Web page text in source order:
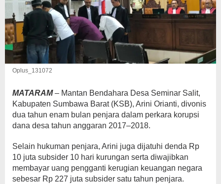
Oplus_131072
MATARAM– Mantan Bendahara Desa Seminar Salit,
Kabupaten Sumbawa Barat (KSB), Arini Orianti, divonis
dua tahun enam bulan penjara dalam perkara korupsi
dana desa tahun anggaran 2017–2018.
Selain hukuman penjara, Arini juga dijatuhi denda Rp
10 juta subsider 10 hari kurungan serta diwajibkan
membayar uang pengganti kerugian keuangan negara
sebesar Rp 227 juta subsider satu tahun penjara.